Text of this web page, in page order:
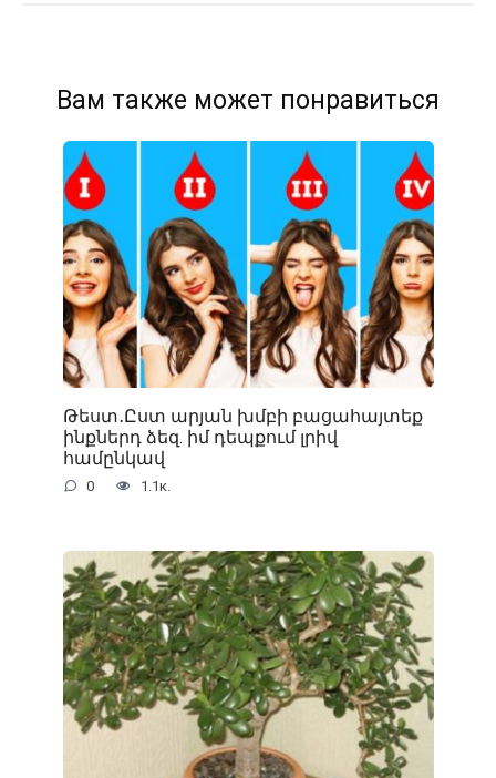
Вам также может понравиться
Թեստ․Ըստ արյան խմբի բացահայտեք
ինքներդ ձեզ. իմ դեպքում լրիվ
համընկավ
0 1.1к.